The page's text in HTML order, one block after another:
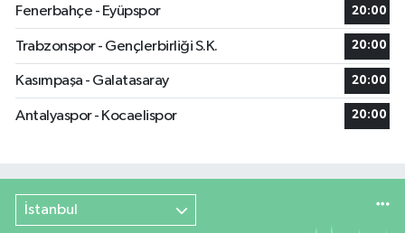
Fenerbahçe - Eyüpspor 20:00
Trabzonspor - Gençlerbirliği S.K. 20:00
Kasımpaşa - Galatasaray 20:00
Antalyaspor - Kocaelispor 20:00
İstanbul